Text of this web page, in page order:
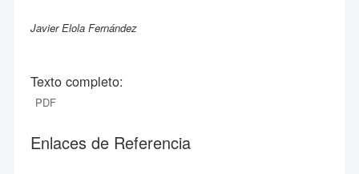
Javier Elola Fernández
Texto completo:
PDF
Enlaces de Referencia